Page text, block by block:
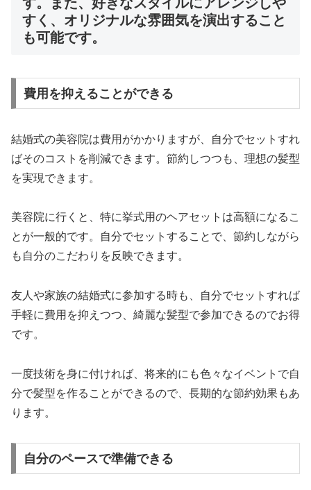
す。また、好きなスタイルにアレンジしや
すく、オリジナルな雰囲気を演出すること
も可能です。
費用を抑えることができる
結婚式の美容院は費用がかかりますが、自分でセットすれ
ばそのコストを削減できます。節約しつつも、理想の髪型
を実現できます。
美容院に行くと、特に挙式用のヘアセットは高額になるこ
とが一般的です。自分でセットすることで、節約しながら
も自分のこだわりを反映できます。
友人や家族の結婚式に参加する時も、自分でセットすれば
手軽に費用を抑えつつ、綺麗な髪型で参加できるのでお得
です。
一度技術を身に付ければ、将来的にも色々なイベントで自
分で髪型を作ることができるので、長期的な節約効果もあ
ります。
自分のペースで準備できる